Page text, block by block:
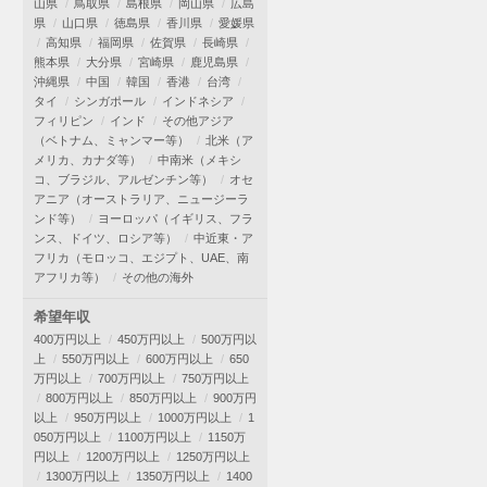
山県 鳥取県 島根県 岡山県
広島
県
山口県 徳島県 香川県
愛媛県
高知県
福岡県 佐賀県
長崎県
熊本県
大分県 宮崎県
鹿児島県
沖縄県
中国 韓国 香港
台湾
タイ
シンガポール
インドネシア
フィリピン
インド
その他アジア
（ベトナム、ミャンマー等）
北米（ア
メリカ、カナダ等）
中南米（メキシ
コ、ブラジル、アルゼンチン等）
オセ
アニア（オーストラリア、ニュージーラ
ンド等）
ヨーロッパ（イギリス、フラ
ンス、ドイツ、ロシア等）
中近東・ア
フリカ（モロッコ、エジプト、UAE、南
アフリカ等）
その他の海外
希望年収
400万円以上 450万円以上
500万円以
上
550万円以上 600万円以上
650
万円以上
700万円以上
750万円以上
800万円以上
850万円以上
900万円
以上
950万円以上 1000万円以上
1
050万円以上
1100万円以上
1150万
円以上
1200万円以上
1250万円以上
1300万円以上
1350万円以上 1400